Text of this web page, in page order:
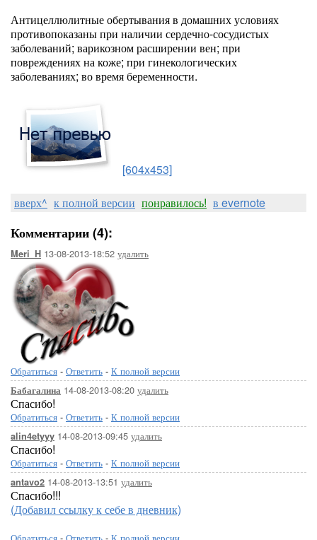
Антицеллюлитные обертывания в домашних условиях
противопоказаны при наличии сердечно-сосудистых
заболеваний; варикозном расширении вен; при
повреждениях на коже; при гинекологических
заболеваниях; во время беременности.
[604x453]
вверх^ к полной версии понравилось! в evernote
Комментарии (4):
Meri_H 13-08-2013-18:52 удалить
Обратиться - Ответить - К полной версии
Бабагалина 14-08-2013-08:20 удалить
Спасибо!
Обратиться - Ответить - К полной версии
alin4etyyy 14-08-2013-09:45 удалить
Спасибо!
Обратиться - Ответить - К полной версии
antavo2 14-08-2013-13:51 удалить
Спасибо!!!
(Добавил ссылку к себе в дневник)